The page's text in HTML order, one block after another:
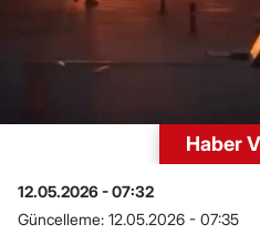
Haber
12.05.2026 - 07:32
Güncelleme: 12.05.2026 - 07:35